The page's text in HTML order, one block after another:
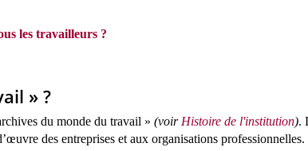
les travailleurs ?
» ?
du monde du travail » (voir Histoire de l'institution).
des entreprises et aux organisations professionnelles.